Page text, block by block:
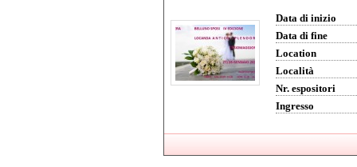
Data di inizio
Data di fine
Location
Località
Nr. espositori
Ingresso